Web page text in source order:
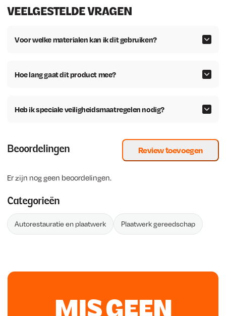
VEELGESTELDE VRAGEN
Voor welke materialen kan ik dit gebruiken?
Hoe lang gaat dit product mee?
Heb ik speciale veiligheidsmaatregelen nodig?
Beoordelingen Review toevoegen
Er zijn nog geen beoordelingen.
Categorieën
Autorestauratie en plaatwerk Plaatwerk gereedschap
MIS GEEN